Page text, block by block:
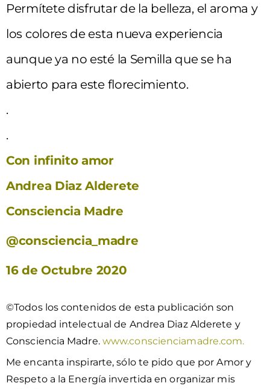
Permítete disfrutar de la belleza, el aroma y
los colores de esta nueva experiencia
aunque ya no esté la Semilla que se ha
abierto para este florecimiento.
.
.
Con infinito amor
Andrea Diaz Alderete
Consciencia Madre
@consciencia_madre
16 de Octubre 2020
©Todos los contenidos de esta publicación son
propiedad intelectual de Andrea Diaz Alderete y
Consciencia Madre. www.conscienciamadre.com.
Me encanta inspirarte, sólo te pido que por Amor y
Respeto a la Energía invertida en organizar mis